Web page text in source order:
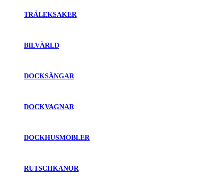
TRÄLEKSAKER
BILVÄRLD
DOCKSÄNGAR
DOCKVAGNAR
DOCKHUSMÖBLER
RUTSCHKANOR